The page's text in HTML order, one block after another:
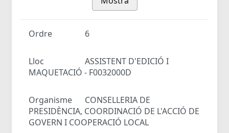
Ordre 6
Lloc
ASSISTENT D'EDICIÓ I
MAQUETACIÓ - F0032000D
Organisme
CONSELLERIA DE
PRESIDÈNCIA, COORDINACIÓ DE L'ACCIÓ DE
GOVERN I COOPERACIÓ LOCAL